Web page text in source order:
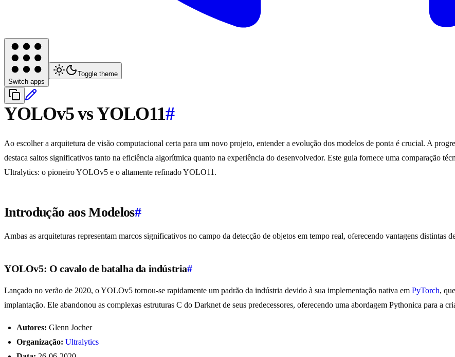
Switch apps
Toggle theme
YOLOv5 vs YOLO11#
Ao escolher a arquitetura de visão computacional certa para um novo projeto, entender a evolução dos modelos de ponta é crucial. A
destaca saltos significativos tanto na eficiência algorítmica quanto na experiência do desenvolvedor. Este guia fornece uma comparação
Ultralytics: o pioneiro YOLOv5 e o altamente refinado YOLO11.
Introdução aos Modelos#
Ambas as arquiteturas representam marcos significativos no campo da detecção de objetos em tempo real, oferecendo vantagens distintas
YOLOv5: O cavalo de batalha da indústria#
Lançado no verão de 2020, o YOLOv5 tornou-se rapidamente um padrão da indústria devido à sua implementação nativa em PyTorch,
implantação. Ele abandonou as complexas estruturas C do Darknet de seus predecessores, oferecendo uma abordagem Pythonica para a
Autores: Glenn Jocher
Organização: Ultralytics